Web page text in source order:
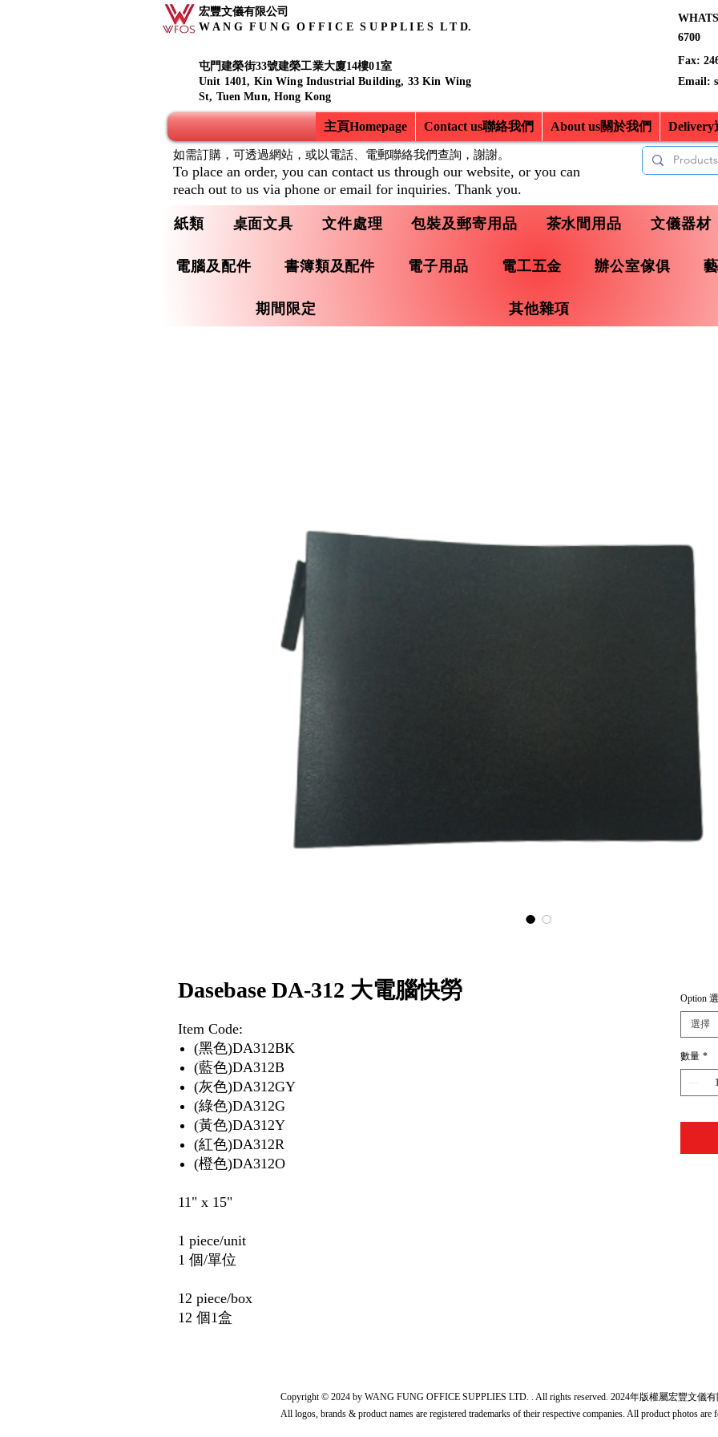
宏豐文儀有限公司
W A N G F U N G O F F I C E S U P P L I E S L T D.
屯門建榮街33號建榮工業大廈14樓01室
Unit 1401, Kin Wing Industrial Building, 33 Kin Wing
St, Tuen Mun, Hong Kong
6700
Fax:
Email:
主頁Homepage Contact us聯絡我們 About us關於我們 Delivery
紙類 桌面文具 文件處理 包裝及郵寄用品 茶水間用品 文儀器材
電腦及配件 書簿類及配件 電子用品 電工五金 辦公室傢俱
期間限定 其他雜項
如需訂購，可透過網站，或以電話、電郵聯絡我們查詢， 謝謝。
To place an order, you can contact us through our website, or you can
reach out to us via phone or email for inquiries. Thank you.
Dasebase DA-312 大電腦快勞
Item Code:
(黑色)DA312BK
(藍色)DA312B
(灰色)DA312GY
(綠色)DA312G
(黃色)DA312Y
(紅色)DA312R
(橙色)DA312O
11" x 15"
1 piece/unit
1 個/單位
12 piece/box
12 個1盒
Option
選擇
數量 *
Copyright © 2024 by WANG FUNG OFFICE SUPPLIES LTD. . All rights reserved. 2024年版權屬宏豐文儀
All logos, brands & product names are registered trademarks of their respective companies. All product photos are